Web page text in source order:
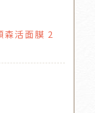
森活面膜 2